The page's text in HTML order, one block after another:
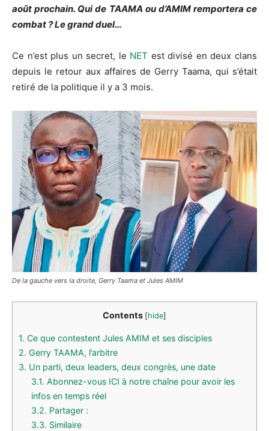
août prochain. Qui de TAAMA ou d’AMIM remportera ce
combat ? Le grand duel…
Ce n’est plus un secret, le NET est divisé en deux clans
depuis le retour aux affaires de Gerry Taama, qui s’était
retiré de la politique il y a 3 mois.
De la gauche vers la droite, Gerry Taama et Jules AMIM
Contents [hide]
1. Ce que contestent Jules AMIM et ses disciples
2. Gerry TAAMA, l’arbitre
3. Un parti, deux leaders, deux congrès, une date
3.1. Abonnez-vous ICI à notre chaîne pour avoir les
infos en temps réel
3.2. Partager :
3.3. Similaire